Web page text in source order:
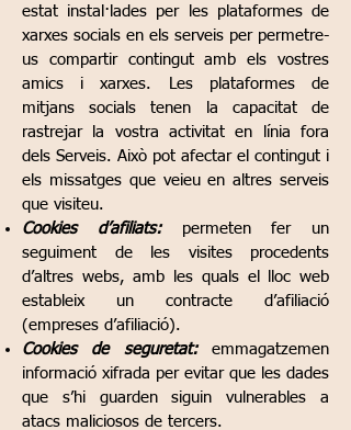
estat instal·lades per les plataformes de
xarxes socials en els serveis per permetre-
us compartir contingut amb els vostres
amics i xarxes. Les plataformes de
mitjans socials tenen la capacitat de
rastrejar la vostra activitat en línia fora
dels Serveis. Això pot afectar el contingut i
els missatges que veieu en altres serveis
que visiteu.
Cookies d’afiliats:permeten fer un
seguiment de les visites procedents
d’altres webs, amb les quals el lloc web
estableix un contracte d’afiliació
(empreses d’afiliació).
Cookies de seguretat:emmagatzemen
informació xifrada per evitar que les dades
que s’hi guarden siguin vulnerables a
atacs maliciosos de tercers.